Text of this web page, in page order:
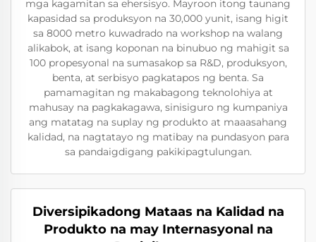
mga kagamitan sa ehersisyo. Mayroon itong taunang
kapasidad sa produksyon na 30,000 yunit, isang higit
sa 8000 metro kuwadrado na workshop na walang
alikabok, at isang koponan na binubuo ng mahigit sa
100 propesyonal na sumasakop sa R&D, produksyon,
benta, at serbisyo pagkatapos ng benta. Sa
pamamagitan ng makabagong teknolohiya at
mahusay na pagkakagawa, sinisiguro ng kumpaniya
ang matatag na suplay ng produkto at maaasahang
kalidad, na nagtatayo ng matibay na pundasyon para
sa pandaigdigang pakikipagtulungan.
Diversipikadong Mataas na Kalidad na
Produkto na may Internasyonal na